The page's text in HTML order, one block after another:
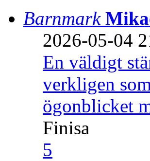
Barnmark
2026-05-04
En väldigt
verkligen
ögonblicket
Finisa
5